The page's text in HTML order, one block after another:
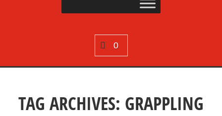
0
TAG ARCHIVES: GRAPPLING